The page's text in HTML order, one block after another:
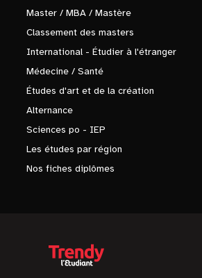
Master / MBA / Mastère
Classement des masters
International - Étudier à l'étranger
Médecine / Santé
Études d'art et de la création
Alternance
Sciences po - IEP
Les études par région
Nos fiches diplômes